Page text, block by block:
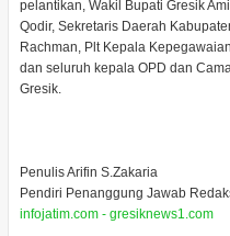
pelantikan, Wakil Bupati Gresik
Qodir, Sekretaris Daerah
Rachman, Plt Kepala
dan seluruh kepala OPD dan
Gresik.
Penulis Arifin S.Zakaria
Pendiri Penanggung Jawab
infojatim.com - gresiknews1.com